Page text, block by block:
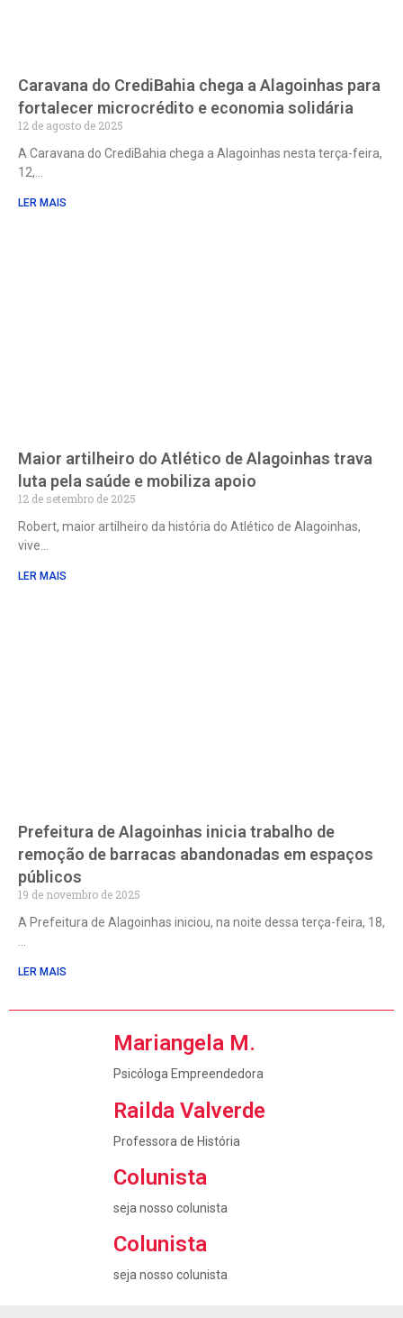
Caravana do CrediBahia chega a Alagoinhas para
fortalecer microcrédito e economia solidária
12 de agosto de 2025
A Caravana do CrediBahia chega a Alagoinhas nesta terça-feira,
12,
LER MAIS
Maior artilheiro do Atlético de Alagoinhas trava
luta pela saúde e mobiliza apoio
12 de setembro de 2025
Robert, maior artilheiro da história do Atlético de Alagoinhas,
vive
LER MAIS
Prefeitura de Alagoinhas inicia trabalho de
remoção de barracas abandonadas em espaços
públicos
19 de novembro de 2025
A Prefeitura de Alagoinhas iniciou, na noite dessa terça-feira, 18,
LER MAIS
Mariangela M.
Psicóloga Empreendedora
Railda Valverde
Professora de História
Colunista
seja nosso colunista
Colunista
seja nosso colunista